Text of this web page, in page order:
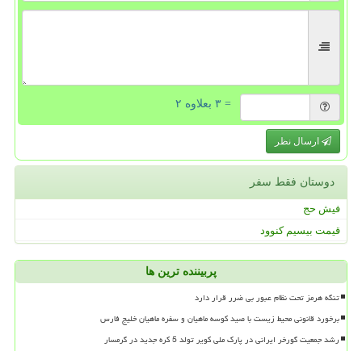
= ۳ بعلاوه ۲
ارسال نظر
دوستان فقط سفر
فیش حج
قیمت بیسیم کنوود
پربیننده ترین ها
تنگه هرمز تحت نظام عبور بی ضرر قرار دارد
برخورد قانونی محیط زیست با صید کوسه ماهیان و سفره ماهیان خلیج فارس
رشد جمعیت گورخر ایرانی در پارک ملی کویر تولد 5 کره جدید در گرمسار